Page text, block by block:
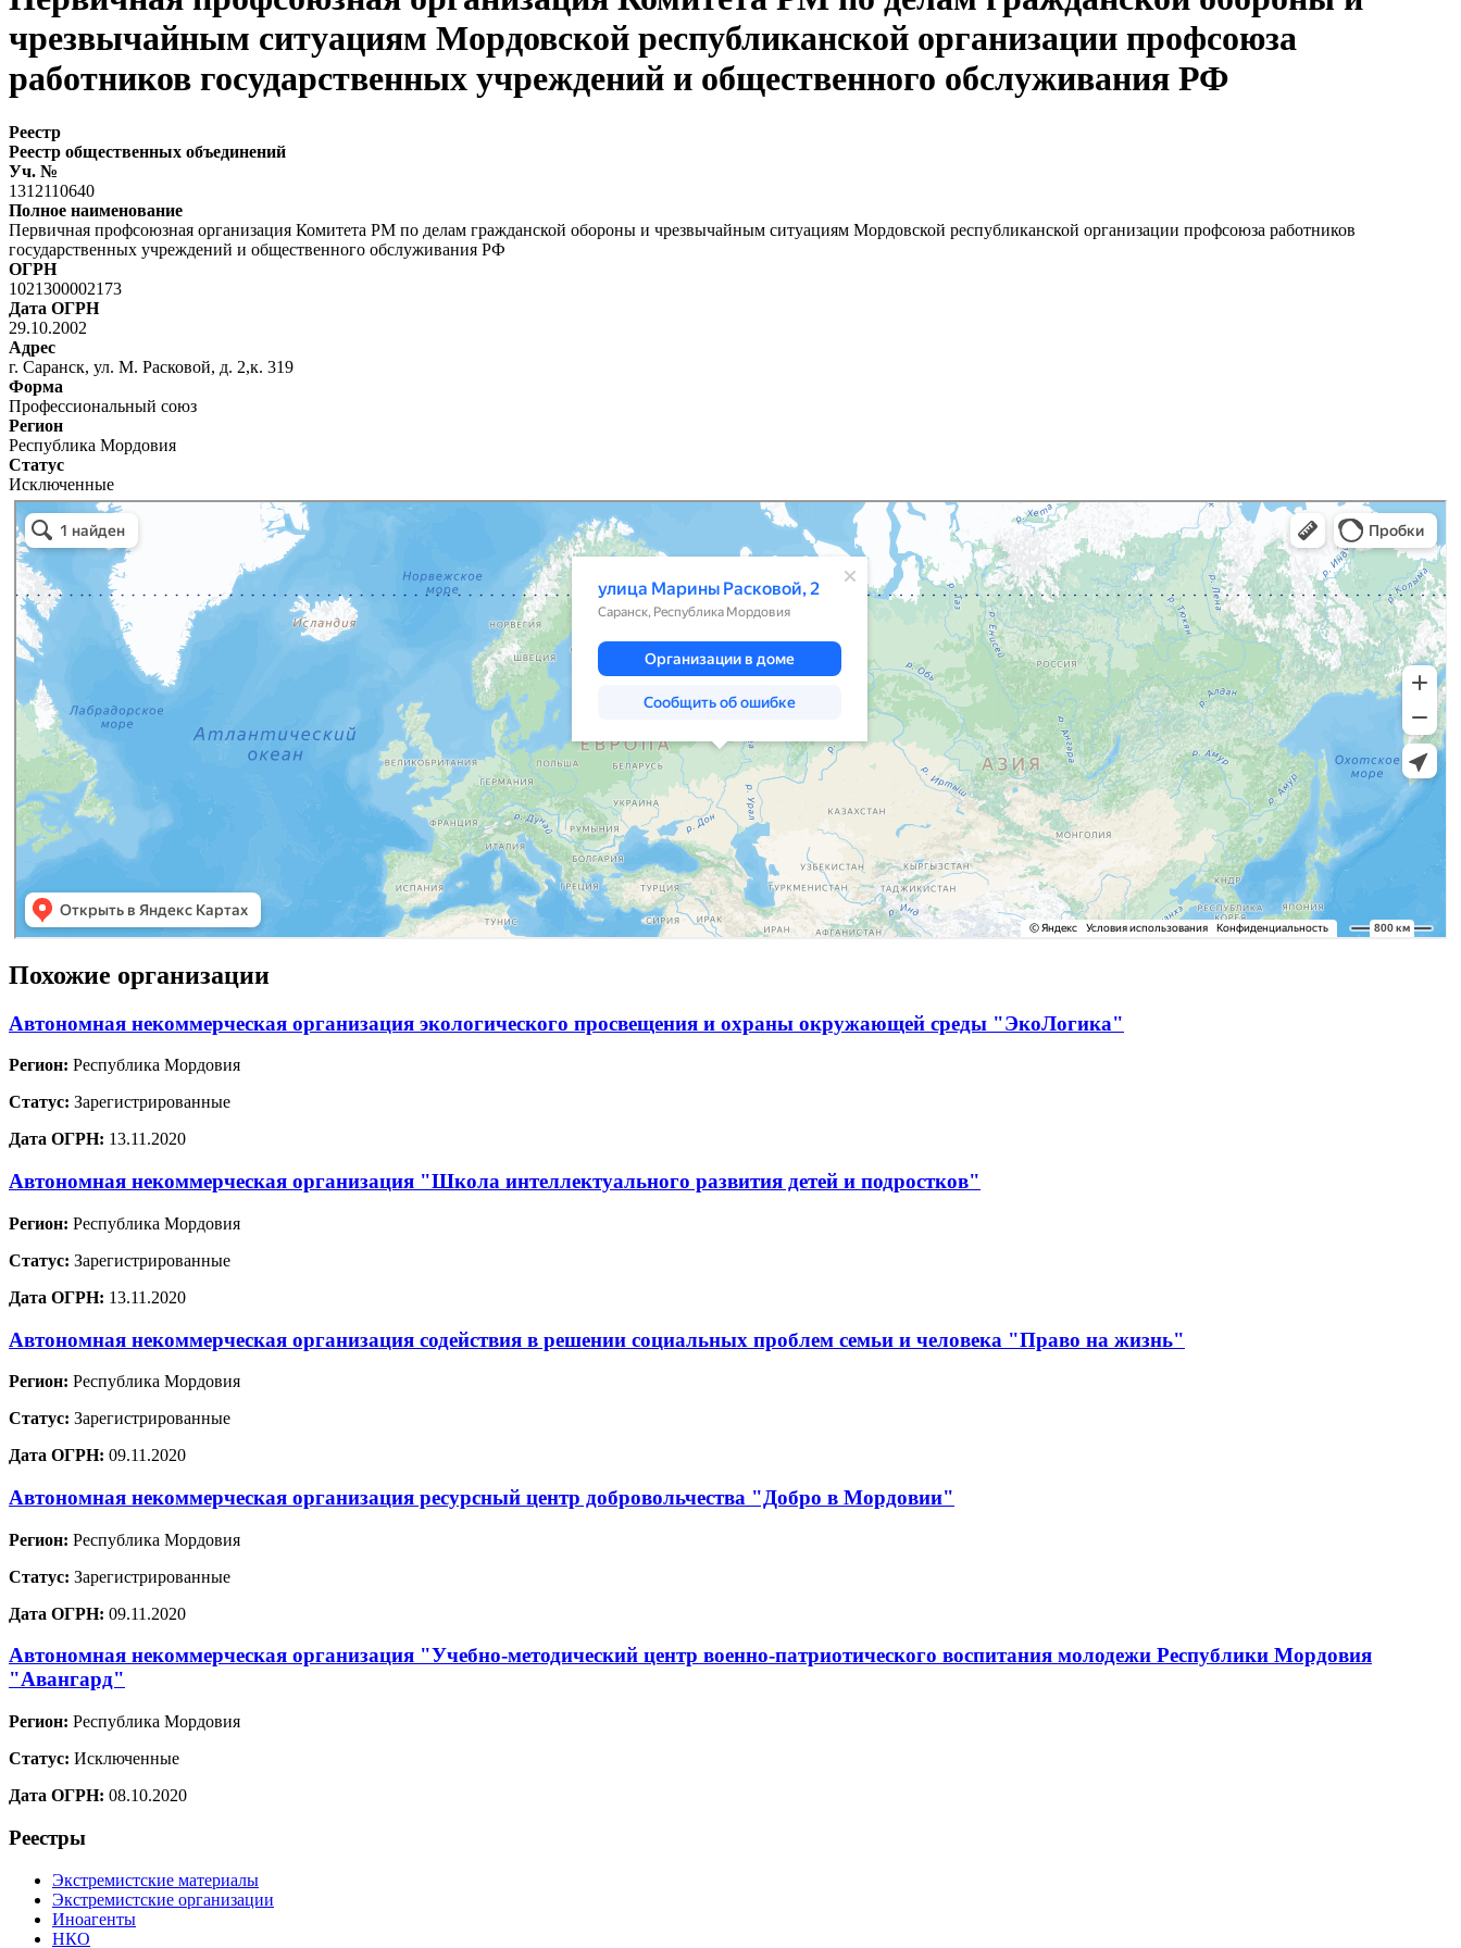
чрезвычайным ситуациям Мордовской республиканской организации профсоюза
работников государственных учреждений и общественного обслуживания РФ
Реестр
Реестр общественных объединений
Уч. №
1312110640
Полное наименование
Первичная профсоюзная организация Комитета РМ по делам гражданской обороны и чрезвычайным ситуациям Мордовской республиканской организации профсоюза работников
государственных учреждений и общественного обслуживания РФ
ОГРН
1021300002173
Дата ОГРН
29.10.2002
Адрес
г. Саранск, ул. М. Расковой, д. 2,к. 319
Форма
Профессиональный союз
Регион
Республика Мордовия
Статус
Исключенные
Похожие организации
Автономная некоммерческая организация экологического просвещения и охраны окружающей среды "ЭкоЛогика"
Регион: Республика Мордовия
Статус: Зарегистрированные
Дата ОГРН: 13.11.2020
Автономная некоммерческая организация "Школа интеллектуального развития детей и подростков"
Регион: Республика Мордовия
Статус: Зарегистрированные
Дата ОГРН: 13.11.2020
Автономная некоммерческая организация содействия в решении социальных проблем семьи и человека "Право на жизнь"
Регион: Республика Мордовия
Статус: Зарегистрированные
Дата ОГРН: 09.11.2020
Автономная некоммерческая организация ресурсный центр добровольчества "Добро в Мордовии"
Регион: Республика Мордовия
Статус: Зарегистрированные
Дата ОГРН: 09.11.2020
Автономная некоммерческая организация "Учебно-методический центр военно-патриотического воспитания молодежи Республики Мордовия
"Авангард"
Регион: Республика Мордовия
Статус: Исключенные
Дата ОГРН: 08.10.2020
Реестры
Экстремистские материалы
Экстремистские организации
Иноагенты
НКО